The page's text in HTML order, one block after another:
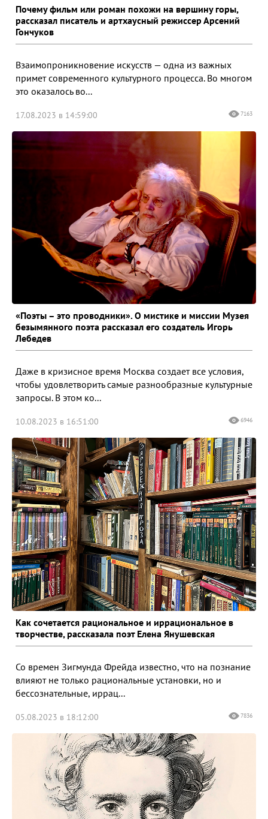
Почему фильм или роман похожи на вершину горы,
рассказал писатель и артхаусный режиссер Арсений
Гончуков
Взаимопроникновение искусств — одна из важных
примет современного культурного процесса. Во многом
это оказалось во...
17.08.2023 в 14:59:00 7163
«Поэты – это проводники». О мистике и миссии Музея
безымянного поэта рассказал его создатель Игорь
Лебедев
Даже в кризисное время Москва создает все условия,
чтобы удовлетворить самые разнообразные культурные
запросы. В этом ко...
10.08.2023 в 16:51:00 6946
Как сочетается рациональное и иррациональное в
творчестве, рассказала поэт Елена Янушевская
Со времен Зигмунда Фрейда известно, что на познание
влияют не только рациональные установки, но и
бессознательные, иррац...
05.08.2023 в 18:12:00 7836